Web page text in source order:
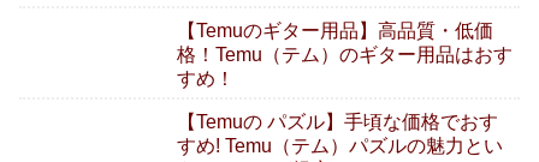
【Temuのギター用品】高品質・低価
格！Temu（テム）のギター用品はおす
すめ！
【Temuの パズル】手頃な価格でおす
すめ! Temu（テム）パズルの魅力とい